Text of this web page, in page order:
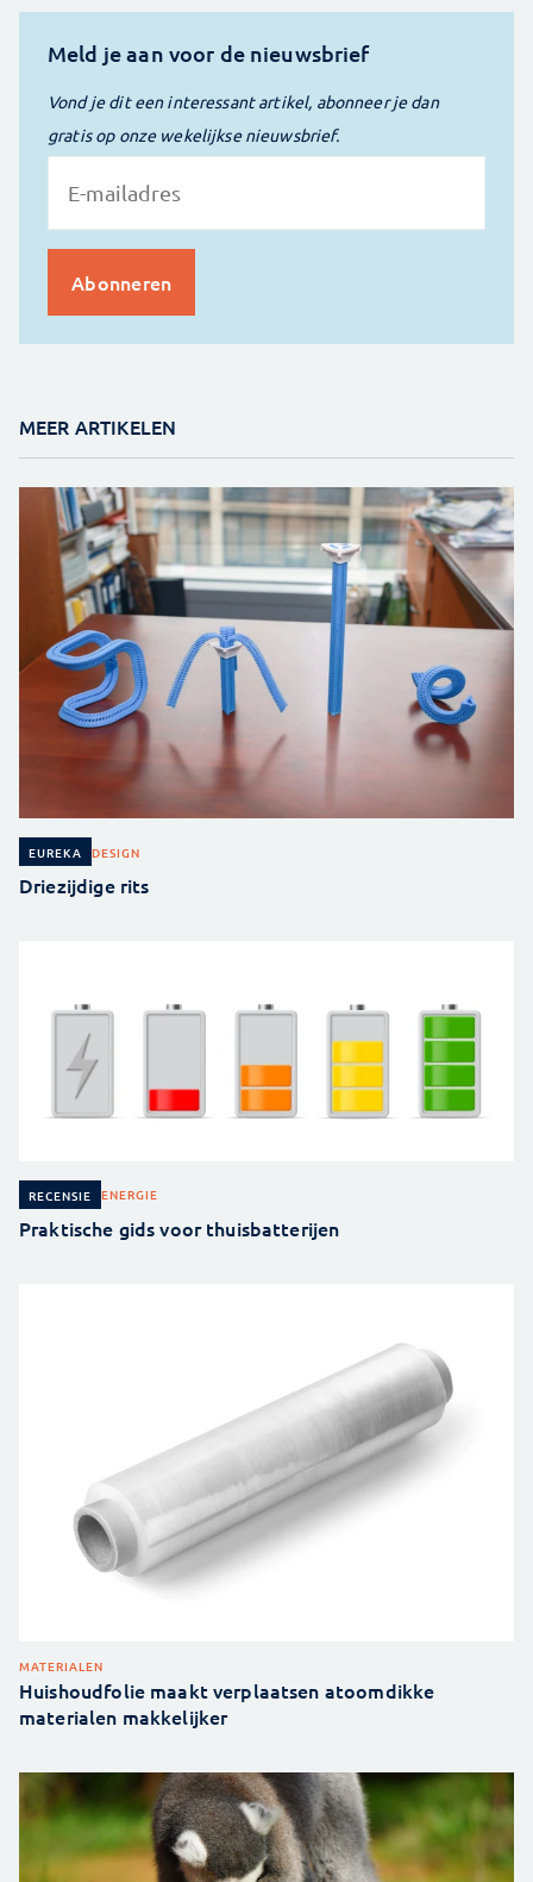
Meld je aan voor de nieuwsbrief
Vond je dit een interessant artikel, abonneer je dan
gratis op onze wekelijkse nieuwsbrief.
MEER ARTIKELEN
EUREKA DESIGN
Driezijdige rits
RECENSIE ENERGIE
Praktische gids voor thuisbatterijen
MATERIALEN
Huishoudfolie maakt verplaatsen atoomdikke
materialen makkelijker